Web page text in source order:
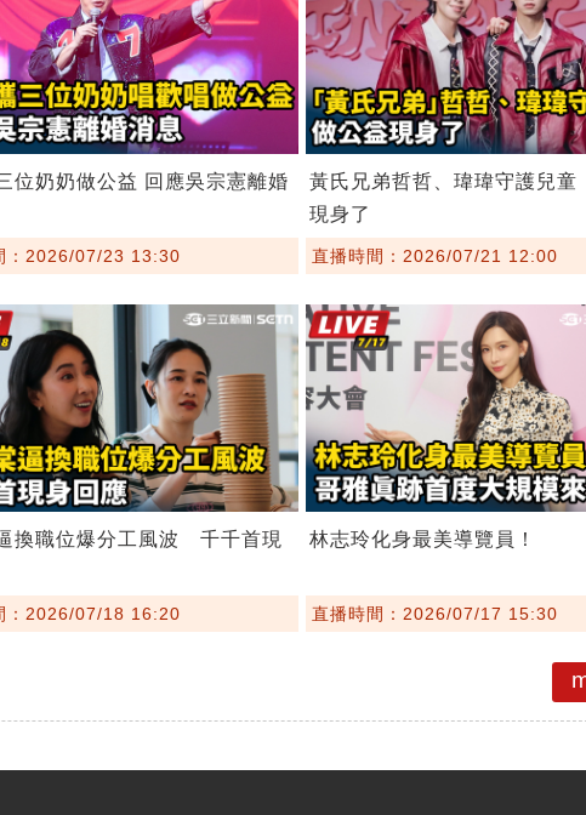
位奶奶做公益 回應吳宗憲離婚
：2026/07/23 13:30
黃氏兄弟哲哲、瑋瑋守護兒
現身了
直播時間：2026/07/21 12:00
換職位爆分工風波 千千首現
：2026/07/18 16:20
林志玲化身最美導覽員！
直播時間：2026/07/17 15:30